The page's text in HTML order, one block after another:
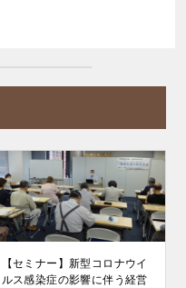
【セミナー】新型コロナウイ
ルス感染症の影響に伴う経営